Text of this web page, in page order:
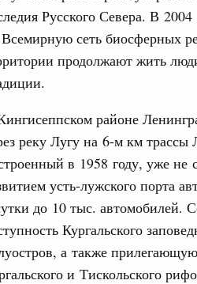
Русского Севера. В
сеть биосферных
продолжают жить
районе
реку Лугу на 6-м км
в 1958 году, уже не
усть-лужского порта
до 10 тыс. автомобилей.
Кургальского
а также
и Тискольского
и въездной туризм
Порядка 110
в 35 регионах
и технологий
и гуманитарные
участие в
форума и